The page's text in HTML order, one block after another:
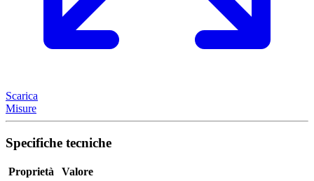
Scarica
Misure
Specifiche tecniche
Proprietà
Valore